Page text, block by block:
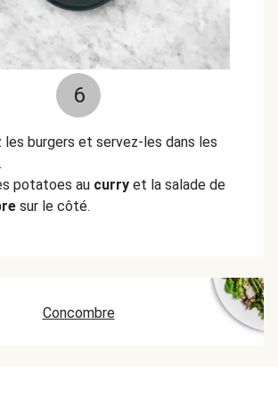
6
les burgers et servez-les dans les
potatoes au curry et la salade de
sur le côté.
Concombre